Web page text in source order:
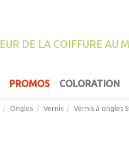
DE LA COIFFURE AU
PROMOS COLORATION
Ongles Vernis Vernis à ongles